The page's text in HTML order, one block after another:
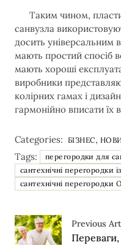
Таким чином,
санвузла
досить універсальним
мають простий спосіб
мають хороші
виробники
колірних гамах і
гармонійно вписати їх в
Categories: БІЗНЕС,
Tags:
перегородки для
сантехнічні перегородки
сантехнічні перегородки
Previous